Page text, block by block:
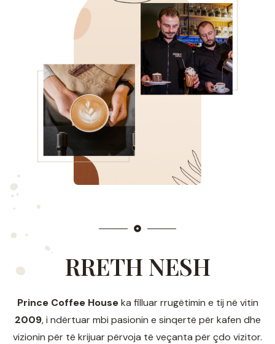
RRETH NESH
Prince Coffee Houseka filluar rrugëtimin e tij në vitin
2009, i ndërtuar mbi pasionin e sinqertë për kafen dhe
vizionin për të krijuar përvoja të veçanta për çdo vizitor.